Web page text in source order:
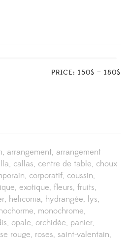
PRICE: 150$ — 180$
arrangement arrangement
callas centre de table choux
corporatif coussin
exotique fleurs fruits
heliconia hydrangée lys
monochrome
opale orchidée panier
rouge roses saint-valentain